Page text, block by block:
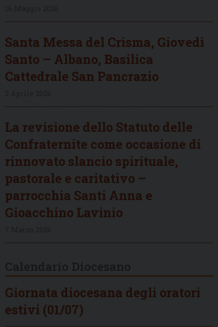
Santa Messa del Crisma, Giovedì
Santo – Albano, Basilica
Cattedrale San Pancrazio
La revisione dello Statuto delle
Confraternite come occasione di
rinnovato slancio spirituale,
pastorale e caritativo –
parrocchia Santi Anna e
Gioacchino Lavinio
Giornata diocesana degli oratori
estivi (01/07)